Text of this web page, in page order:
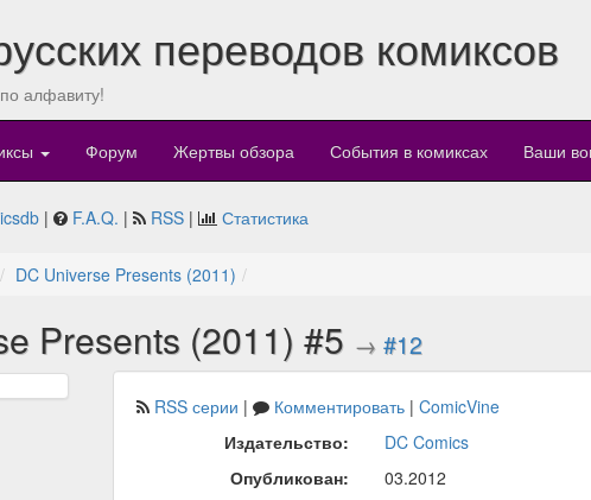
переводов комиксов
алфавиту!
Форум Жертвы обзора События в комиксах Ваши
| F.A.Q. | RSS | Статистика
DC Universe Presents (2011)
Presents (2011) #5 → #12
RSS серии | Комментировать| ComicVine
Издательство:
DC Comics
Опубликован:
03.2012